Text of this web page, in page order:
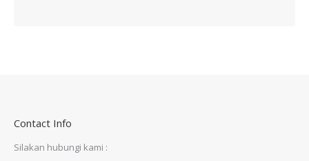
Contact Info
Silakan hubungi kami :